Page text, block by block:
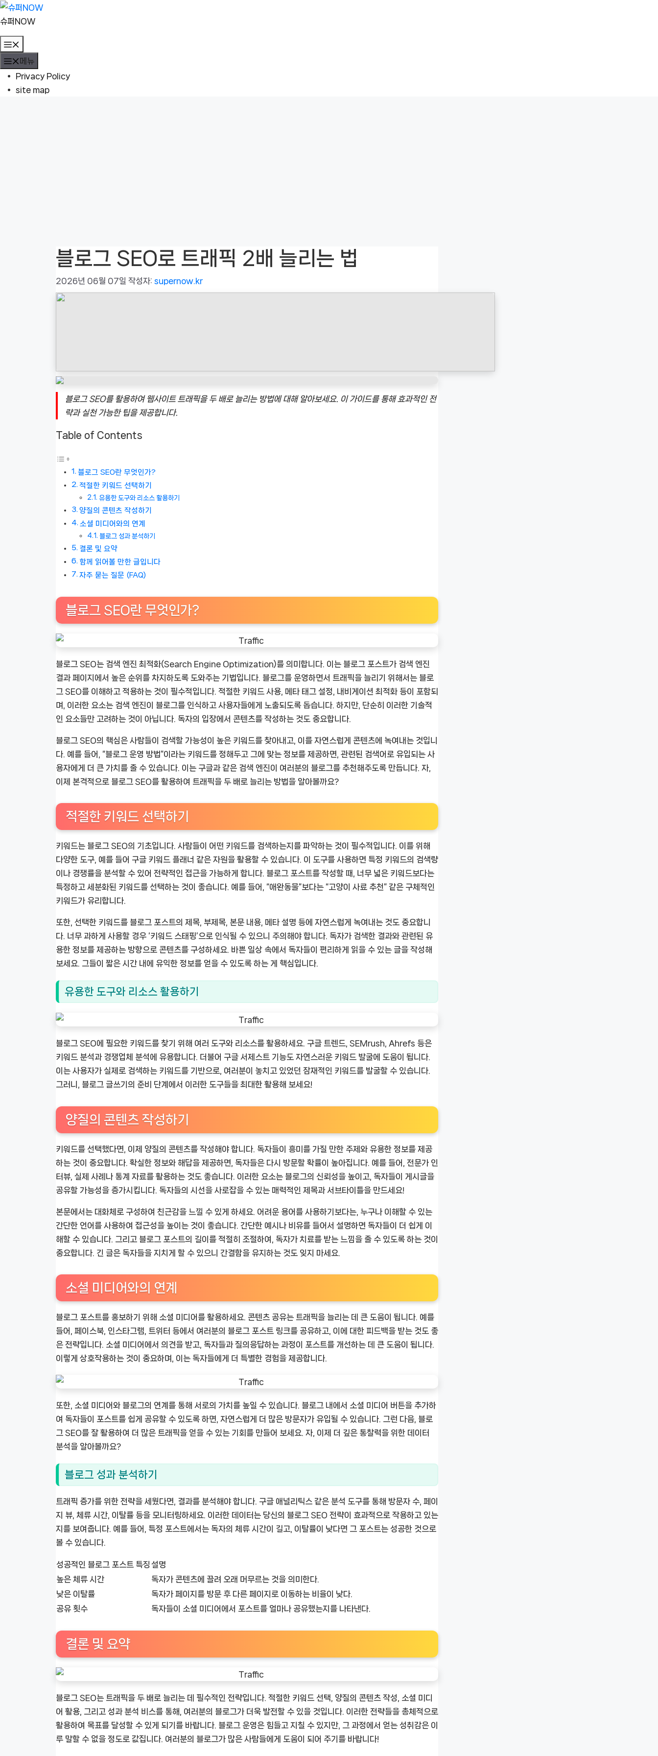
컨
텐
츠
로
건
슈퍼NOW
뉴
메뉴
Privacy Policy
site map
블로그 SEO로 트래픽 2배 늘리는 법
2026년 06월 07일 작성자: supernow.kr
블로그 SEO를 활용하여 웹사이트 트래픽을 두 배로 늘리는 방법에 대해 알아보세요. 이 가이드를 통해 효과적인 전
략과 실천 가능한 팁을 제공합니다.
Table of Contents
블로그 SEO란 무엇인가?
적절한 키워드 선택하기
유용한 도구와 리소스 활용하기
양질의 콘텐츠 작성하기
소셜 미디어와의 연계
블로그 성과 분석하기
결론 및 요약
함께 읽어볼 만한 글입니다
자주 묻는 질문 (FAQ)
블로그 SEO란 무엇인가?
블로그 SEO는 검색 엔진 최적화(Search Engine Optimization)를 의미합니다. 이는 블로그 포스트가 검색 엔진
결과 페이지에서 높은 순위를 차지하도록 도와주는 기법입니다. 블로그를 운영하면서 트래픽을 늘리기 위해서는 블로
그 SEO를 이해하고 적용하는 것이 필수적입니다. 적절한 키워드 사용, 메타 태그 설정, 내비게이션 최적화 등이 포함되
며, 이러한 요소는 검색 엔진이 블로그를 인식하고 사용자들에게 노출되도록 돕습니다. 하지만, 단순히 이러한 기술적
인 요소들만 고려하는 것이 아닙니다. 독자의 입장에서 콘텐츠를 작성하는 것도 중요합니다.
블로그 SEO의 핵심은 사람들이 검색할 가능성이 높은 키워드를 찾아내고, 이를 자연스럽게 콘텐츠에 녹여내는 것입니
다. 예를 들어, “블로그 운영 방법”이라는 키워드를 정해두고 그에 맞는 정보를 제공하면, 관련된 검색어로 유입되는 사
용자에게 더 큰 가치를 줄 수 있습니다. 이는 구글과 같은 검색 엔진이 여러분의 블로그를 추천해주도록 만듭니다. 자,
이제 본격적으로 블로그 SEO를 활용하여 트래픽을 두 배로 늘리는 방법을 알아볼까요?
적절한 키워드 선택하기
키워드는 블로그 SEO의 기초입니다. 사람들이 어떤 키워드를 검색하는지를 파악하는 것이 필수적입니다. 이를 위해
다양한 도구, 예를 들어 구글 키워드 플래너 같은 자원을 활용할 수 있습니다. 이 도구를 사용하면 특정 키워드의 검색량
이나 경쟁률을 분석할 수 있어 전략적인 접근을 가능하게 합니다. 블로그 포스트를 작성할 때, 너무 넓은 키워드보다는
특정하고 세분화된 키워드를 선택하는 것이 좋습니다. 예를 들어, “애완동물”보다는 “고양이 사료 추천” 같은 구체적인
키워드가 유리합니다.
또한, 선택한 키워드를 블로그 포스트의 제목, 부제목, 본문 내용, 메타 설명 등에 자연스럽게 녹여내는 것도 중요합니
다. 너무 과하게 사용할 경우 ‘키워드 스태핑’으로 인식될 수 있으니 주의해야 합니다. 독자가 검색한 결과와 관련된 유
용한 정보를 제공하는 방향으로 콘텐츠를 구성하세요. 바쁜 일상 속에서 독자들이 편리하게 읽을 수 있는 글을 작성해
보세요. 그들이 짧은 시간 내에 유익한 정보를 얻을 수 있도록 하는 게 핵심입니다.
유용한 도구와 리소스 활용하기
블로그 SEO에 필요한 키워드를 찾기 위해 여러 도구와 리소스를 활용하세요. 구글 트렌드, SEMrush, Ahrefs 등은
키워드 분석과 경쟁업체 분석에 유용합니다. 더불어 구글 서제스트 기능도 자연스러운 키워드 발굴에 도움이 됩니다.
이는 사용자가 실제로 검색하는 키워드를 기반으로, 여러분이 놓치고 있었던 잠재적인 키워드를 발굴할 수 있습니다.
그러니, 블로그 글쓰기의 준비 단계에서 이러한 도구들을 최대한 활용해 보세요!
양질의 콘텐츠 작성하기
키워드를 선택했다면, 이제 양질의 콘텐츠를 작성해야 합니다. 독자들이 흥미를 가질 만한 주제와 유용한 정보를 제공
하는 것이 중요합니다. 확실한 정보와 해답을 제공하면, 독자들은 다시 방문할 확률이 높아집니다. 예를 들어, 전문가 인
터뷰, 실제 사례나 통계 자료를 활용하는 것도 좋습니다. 이러한 요소는 블로그의 신뢰성을 높이고, 독자들이 게시글을
공유할 가능성을 증가시킵니다. 독자들의 시선을 사로잡을 수 있는 매력적인 제목과 서브타이틀을 만드세요!
본문에서는 대화체로 구성하여 친근감을 느낄 수 있게 하세요. 어려운 용어를 사용하기보다는, 누구나 이해할 수 있는
간단한 언어를 사용하여 접근성을 높이는 것이 좋습니다. 간단한 예시나 비유를 들어서 설명하면 독자들이 더 쉽게 이
해할 수 있습니다. 그리고 블로그 포스트의 길이를 적절히 조절하여, 독자가 치료를 받는 느낌을 줄 수 있도록 하는 것이
중요합니다. 긴 글은 독자들을 지치게 할 수 있으니 간결함을 유지하는 것도 잊지 마세요.
소셜 미디어와의 연계
블로그 포스트를 홍보하기 위해 소셜 미디어를 활용하세요. 콘텐츠 공유는 트래픽을 늘리는 데 큰 도움이 됩니다. 예를
들어, 페이스북, 인스타그램, 트위터 등에서 여러분의 블로그 포스트 링크를 공유하고, 이에 대한 피드백을 받는 것도 좋
은 전략입니다. 소셜 미디어에서 의견을 받고, 독자들과 질의응답하는 과정이 포스트를 개선하는 데 큰 도움이 됩니다.
이렇게 상호작용하는 것이 중요하며, 이는 독자들에게 더 특별한 경험을 제공합니다.
또한, 소셜 미디어와 블로그의 연계를 통해 서로의 가치를 높일 수 있습니다. 블로그 내에서 소셜 미디어 버튼을 추가하
여 독자들이 포스트를 쉽게 공유할 수 있도록 하면, 자연스럽게 더 많은 방문자가 유입될 수 있습니다. 그런 다음, 블로
그 SEO를 잘 활용하여 더 많은 트래픽을 얻을 수 있는 기회를 만들어 보세요. 자, 이제 더 깊은 통찰력을 위한 데이터
분석을 알아볼까요?
블로그 성과 분석하기
트래픽 증가를 위한 전략을 세웠다면, 결과를 분석해야 합니다. 구글 애널리틱스 같은 분석 도구를 통해 방문자 수, 페이
지 뷰, 체류 시간, 이탈률 등을 모니터링하세요. 이러한 데이터는 당신의 블로그 SEO 전략이 효과적으로 작용하고 있는
지를 보여줍니다. 예를 들어, 특정 포스트에서는 독자의 체류 시간이 길고, 이탈률이 낮다면 그 포스트는 성공한 것으로
볼 수 있습니다.
성공적인 블로그 포스트 특징설명
높은 체류 시간
독자가 콘텐츠에 끌려 오래 머무르는 것을 의미한다.
낮은 이탈률
독자가 페이지를 방문 후 다른 페이지로 이동하는 비율이 낮다.
공유 횟수
독자들이 소셜 미디어에서 포스트를 얼마나 공유했는지를 나타낸다.
결론 및 요약
블로그 SEO는 트래픽을 두 배로 늘리는 데 필수적인 전략입니다. 적절한 키워드 선택, 양질의 콘텐츠 작성, 소셜 미디
어 활용, 그리고 성과 분석 비스를 통해, 여러분의 블로그가 더욱 발전할 수 있을 것입니다. 이러한 전략들을 총체적으로
활용하여 목표를 달성할 수 있게 되기를 바랍니다. 블로그 운영은 힘들고 지칠 수 있지만, 그 과정에서 얻는 성취감은 이
루 말할 수 없을 정도로 값집니다. 여러분의 블로그가 많은 사람들에게 도움이 되어 주기를 바랍니다!